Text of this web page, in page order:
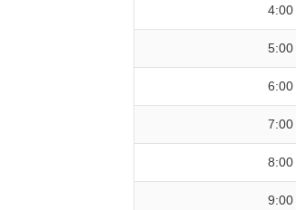
4:00
5:00
6:00
7:00
8:00
9:00